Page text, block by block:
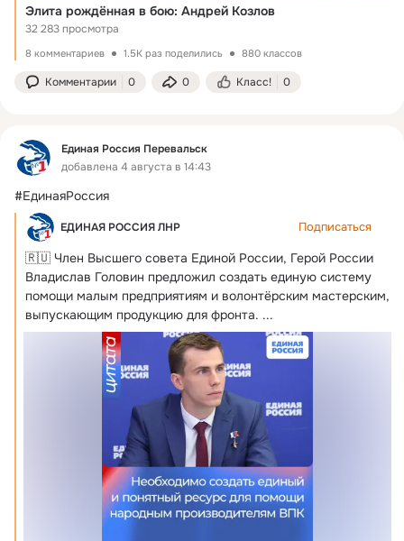
Элита рождённая в бою: Андрей Козлов
32 283 просмотра
8 комментариев 1.5K раз поделились 880 классов
Комментарии 0 0 Класс! 0
Единая Россия Перевальск
добавлена 4 августа в 14:43
#ЕдинаяРоссия
ЕДИНАЯ РОССИЯ ЛНР Подписаться
🇷🇺 Член Высшего совета Единой России, Герой России
Владислав Головин предложил создать единую систему
помощи малым предприятиям и волонтёрским мастерским,
выпускающим продукцию для фронта. ...